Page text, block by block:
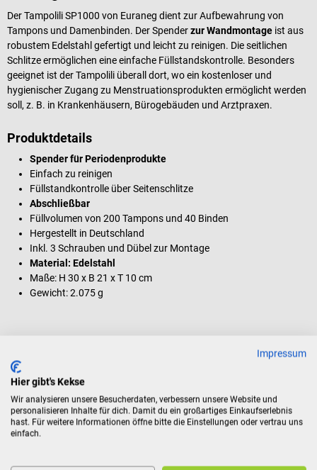
Der Tampolili SP1000 von Euraneg dient zur Aufbewahrung von
Tampons und Damenbinden. Der Spenderzur Wandmontage ist aus
robustem Edelstahl gefertigt und leicht zu reinigen. Die seitlichen
Schlitze ermöglichen eine einfache Füllstandskontrolle. Besonders
geeignet ist der Tampolili überall dort, wo ein kostenloser und
hygienischer Zugang zu Menstruationsprodukten ermöglicht werden
soll, z. B. in Krankenhäusern, Bürogebäuden und Arztpraxen.
Produktdetails
Spender für Periodenprodukte
Einfach zu reinigen
Füllstandkontrolle über Seitenschlitze
Abschließbar
Füllvolumen von 200 Tampons und 40 Binden
Hergestellt in Deutschland
Inkl. 3 Schrauben und Dübel zur Montage
Material: Edelstahl
Maße: H 30 x B 21 x T 10 cm
Gewicht: 2.075 g
3 Schrauben und Dübel
Produktidentifikation
Impressum
Hier gibt's Kekse
Wir analysieren unsere Besucherdaten, verbessern unsere Website und
personalisieren Inhalte für dich. Damit du ein großartiges Einkaufserlebnis
hast. Für weitere Informationen öffne bitte die Einstellungen oder vertrau uns
einfach.